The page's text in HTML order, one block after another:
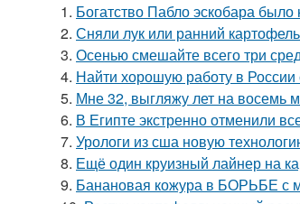
1. Богатство Пабло эскобара
2. Сняли лук или ранний
3. Осенью смешайте всего три
4. Найти хорошую работу в России
5. Мне 32, выгляжу лет на восемь
6. В Египте экстренно отменили
7. Урологи из сша новую
8. Ещё один круизный лайнер на
9. Банановая кожура в БОРЬБЕ с